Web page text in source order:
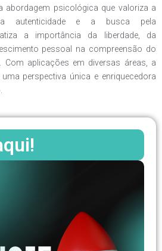
abordagem psicológica que valoriza a
a autenticidade e a busca pela
a importância da liberdade, da
pessoal na compreensão do
Com aplicações em diversas áreas, a
perspectiva única e enriquecedora